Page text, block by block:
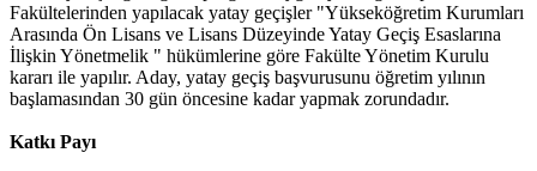
Fakültelerinden yapılacak yatay geçişler "Yükseköğretim Kurumları
Arasında Ön Lisans ve Lisans Düzeyinde Yatay Geçiş Esaslarına
İlişkin Yönetmelik " hükümlerine göre Fakülte Yönetim Kurulu
kararı ile yapılır. Aday, yatay geçiş başvurusunu öğretim yılının
başlamasından 30 gün öncesine kadar yapmak zorundadır.
Katkı Payı